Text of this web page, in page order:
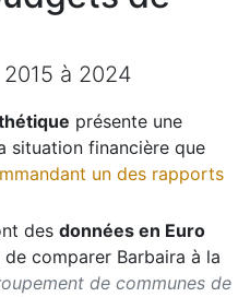
2015 à 2024
présente une
situation financière que
un des rapports
des données en Euro
comparer Barbaira à la
de communes de